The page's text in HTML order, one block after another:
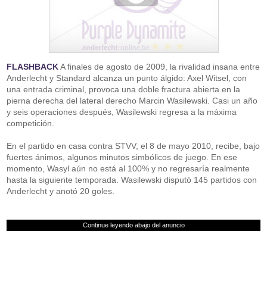
FLASHBACKA finales de agosto de 2009, la rivalidad insana entre
Anderlecht y Standard alcanza un punto álgido: Axel Witsel, con
una entrada criminal, provoca una doble fractura abierta en la
pierna derecha del lateral derecho Marcin Wasilewski. Casi un año
y seis operaciones después, Wasilewski regresa a la máxima
competición.
En el partido en casa contra STVV, el 8 de mayo 2010, recibe, bajo
fuertes ánimos, algunos minutos simbólicos de juego. En ese
momento, Wasyl aún no está al 100% y no regresaría realmente
hasta la siguiente temporada. Wasilewski disputó 145 partidos con
Anderlecht y anotó 20 goles.
Continue leyendo abajo del anuncio